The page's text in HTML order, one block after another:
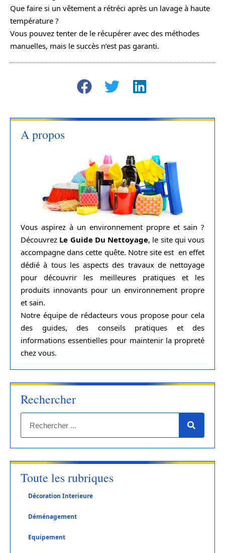
Que faire si un vêtement a rétréci après un lavage à haute
température ?
Vous pouvez tenter de le récupérer avec des méthodes
manuelles, mais le succès n’est pas garanti.
A propos
Vous aspirez à un environnement propre et sain ?
Découvrez Le Guide Du Nettoyage, le site qui vous
accompagne dans cette quête. Notre site est en effet
dédié à tous les aspects des travaux de nettoyage
pour découvrir les meilleures pratiques et les
produits innovants pour un environnement propre
et sain.
Notre équipe de rédacteurs vous propose pour cela
des guides, des conseils pratiques et des
informations essentielles pour maintenir la propreté
chez vous.
Rechercher
Toute les rubriques
Décoration Interieure
Déménagement
Equipement